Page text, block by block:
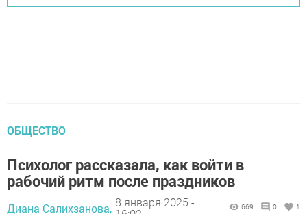
ОБЩЕСТВО
Психолог рассказала, как войти в
рабочий ритм после праздников
Диана Салихзанова, 8 января 2025 -
669 0 1